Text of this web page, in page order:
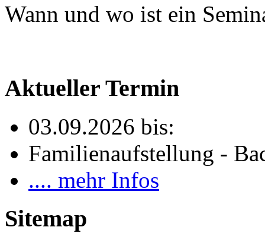
Wann und wo ist ein
Aktueller Termin
03.09.2026 bis:
Familienaufstellung -
.... mehr Infos
Sitemap